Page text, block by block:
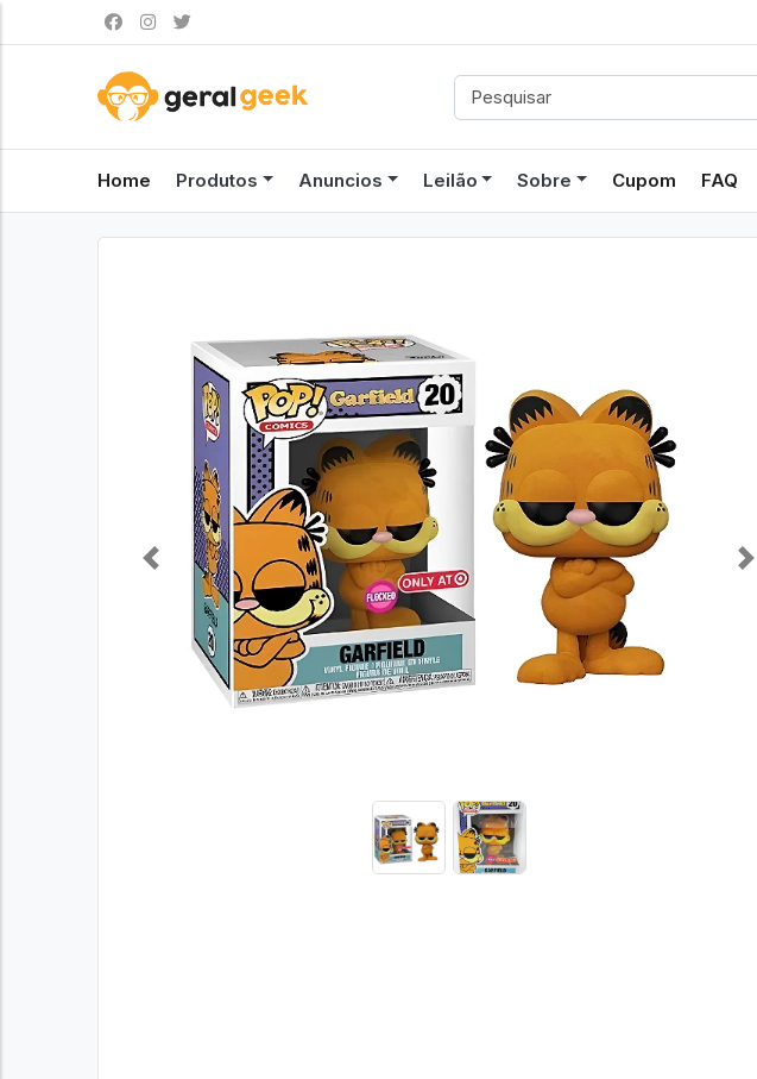
Home Produtos Anuncios Leilão Sobre Cupom FAQ
Previous